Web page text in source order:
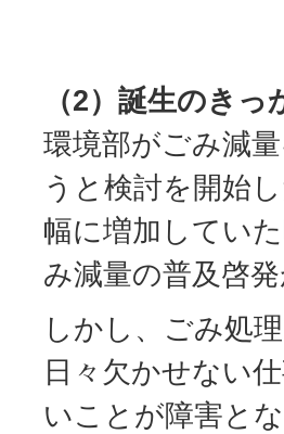
（2）誕生のきっ
環境部がごみ減
うと検討を開始
幅に増加してい
み減量の普及啓
しかし、ごみ処
日々欠かせない
いことが障害とな